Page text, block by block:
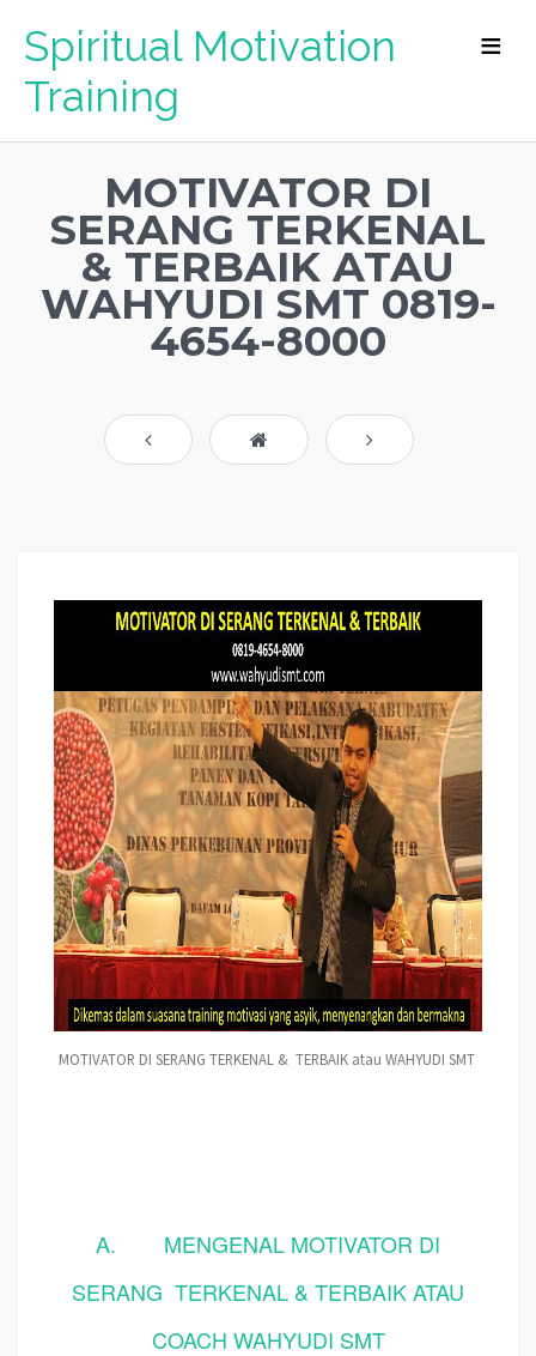
Spiritual Motivation
Training
MOTIVATOR DI
SERANG TERKENAL
& TERBAIK ATAU
WAHYUDI SMT 0819-
4654-8000
MOTIVATOR DI SERANG TERKENAL & TERBAIK atau WAHYUDI SMT
A.
MENGENAL MOTIVATOR DI
SERANG TERKENAL & TERBAIK ATAU
COACH WAHYUDI SMT